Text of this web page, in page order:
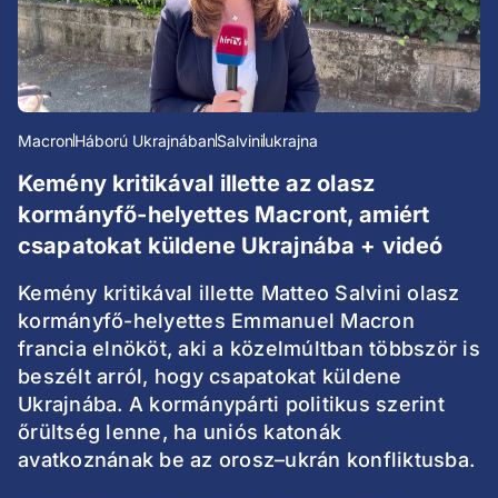
MacronHáború UkrajnábanSalviniukrajna
Kemény kritikával illette az olasz
kormányfő-helyettes Macront, amiért
csapatokat küldene Ukrajnába + videó
Kemény kritikával illette Matteo Salvini olasz
kormányfő-helyettes Emmanuel Macron
francia elnököt, aki a közelmúltban többször is
beszélt arról, hogy csapatokat küldene
Ukrajnába. A kormánypárti politikus szerint
őrültség lenne, ha uniós katonák
avatkoznának be az orosz–ukrán konfliktusba.